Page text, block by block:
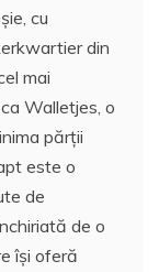
cu
din
mai
Walletjes, o
părții
este o
de
de o
își oferă